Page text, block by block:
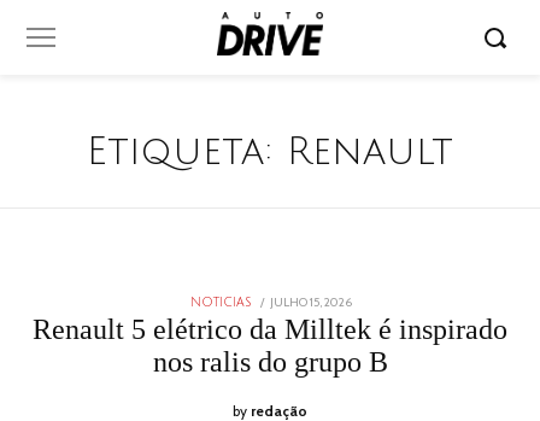
Etiqueta: Renault
NOTICIAS
POSTED
JULHO 15, 2026
15,
2026
Renault 5 elétrico da Milltek é inspirado
nos ralis do grupo B
by redação